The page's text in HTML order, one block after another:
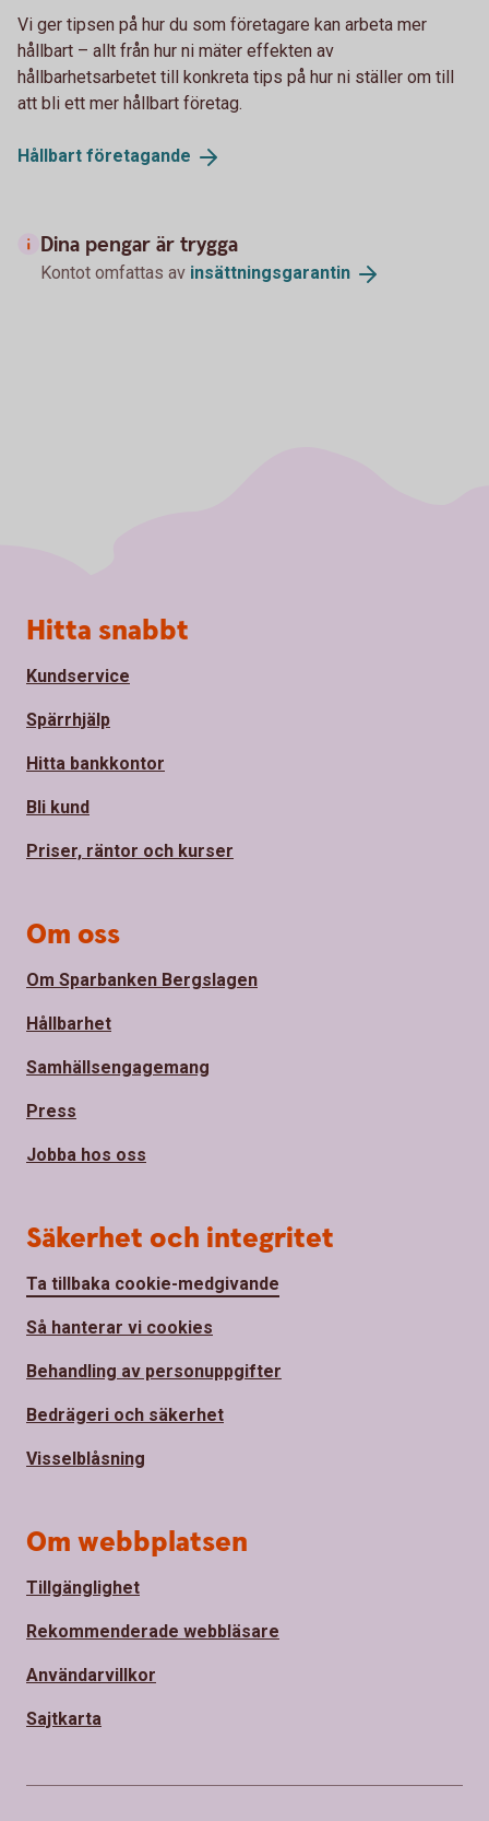
Vi ger tipsen på hur du som företagare kan arbeta mer
hållbart – allt från hur ni mäter effekten av
hållbarhetsarbetet till konkreta tips på hur ni ställer om till
att bli ett mer hållbart företag.
Hållbart företagande
Dina pengar är trygga
Kontot omfattas av insättningsgarantin
Sidfot
Hitta snabbt
Kundservice
Spärrhjälp
Hitta bankkontor
Bli kund
Priser, räntor och kurser
Om oss
Om Sparbanken Bergslagen
Hållbarhet
Samhällsengagemang
Press
Jobba hos oss
Säkerhet och integritet
Ta tillbaka cookie-medgivande
Så hanterar vi cookies
Behandling av personuppgifter
Bedrägeri och säkerhet
Visselblåsning
Om webbplatsen
Tillgänglighet
Rekommenderade webbläsare
Användarvillkor
Sajtkarta